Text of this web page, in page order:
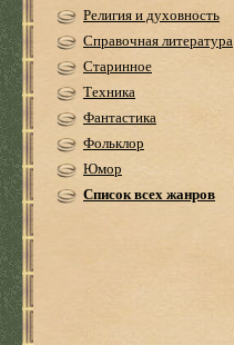
Религия и духовность
Справочная литература
Старинное
Техника
Фантастика
Фольклор
Юмор
Список всех жанров